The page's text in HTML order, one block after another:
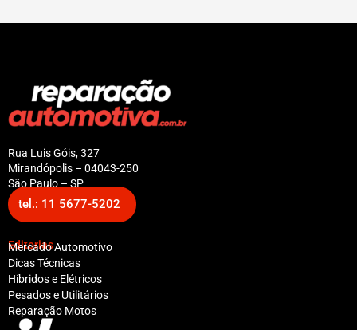
Rua Luis Góis, 327
Mirandópolis – 04043-250
São Paulo – SP
tel.: 11 5677-5202
Editorias
Mercado Automotivo
Dicas Técnicas
Híbridos e Elétricos
Pesados e Utilitários
Reparação Motos